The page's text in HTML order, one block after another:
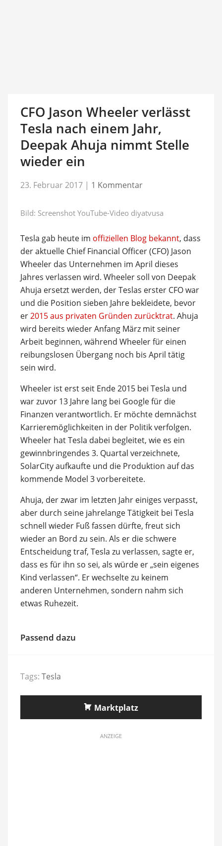
CFO Jason Wheeler verlässt
Tesla nach einem Jahr,
Deepak Ahuja nimmt Stelle
wieder ein
23. Februar 2017 | 1 Kommentar
Bild: Screenshot YouTube-Video diyatvusa
Tesla gab heute im offiziellen Blog bekannt, dass
der aktuelle Chief Financial Officer (CFO) Jason
Wheeler das Unternehmen im April dieses
Jahres verlassen wird. Wheeler soll von Deepak
Ahuja ersetzt werden, der Teslas erster CFO war
und die Position sieben Jahre bekleidete, bevor
er2015 aus privaten Gründen zurücktrat. Ahuja
wird bereits wieder Anfang März mit seiner
Arbeit beginnen, während Wheeler für einen
reibungslosen Übergang noch bis April tätig
sein wird.
Wheeler ist erst seit Ende 2015 bei Tesla und
war zuvor 13 Jahre lang bei Google für die
Finanzen verantwortlich. Er möchte demnächst
Karrieremöglichkeiten in der Politik verfolgen.
Wheeler hat Tesla dabei begleitet, wie es ein
gewinnbringendes 3. Quartal verzeichnete,
SolarCity aufkaufte und die Produktion auf das
kommende Model 3 vorbereitete.
Ahuja, der zwar im letzten Jahr einiges verpasst,
aber durch seine jahrelange Tätigkeit bei Tesla
schnell wieder Fuß fassen dürfte, freut sich
wieder an Bord zu sein. Als er die schwere
Entscheidung traf, Tesla zu verlassen, sagte er,
dass es für ihn so sei, als würde er „sein eigenes
Kind verlassen“. Er wechselte zu keinem
anderen Unternehmen, sondern nahm sich
etwas Ruhezeit.
Passend dazu
Tags: Tesla
Marktplatz
ANZEIGE